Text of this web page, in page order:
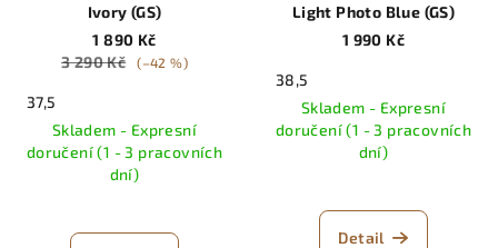
Ivory (GS)
1 890 Kč
3 290 Kč
(–42 %)
37,5
Skladem - Expresní
doručení (1 - 3 pracovních
dní)
Light Photo Blue (GS)
1 990 Kč
38,5
Skladem - Expresní
doručení (1 - 3 pracovních
dní)
Detail